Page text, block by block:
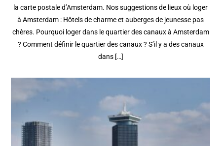
la carte postale d’Amsterdam. Nos suggestions de lieux où loger
à Amsterdam : Hôtels de charme et auberges de jeunesse pas
chères. Pourquoi loger dans le quartier des canaux à Amsterdam
? Comment définir le quartier des canaux ? S’il y a des canaux
dans […]